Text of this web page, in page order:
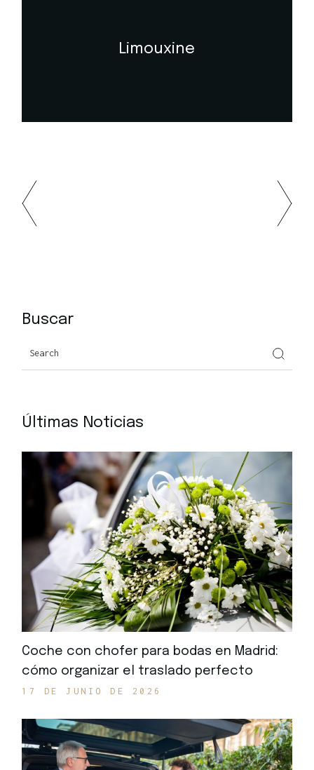
Limouxine
Buscar
Últimas Noticias
Coche con chofer para bodas en Madrid:
cómo organizar el traslado perfecto
17 DE JUNIO DE 2026